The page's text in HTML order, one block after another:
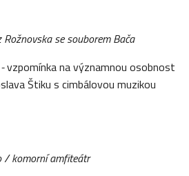
Rožnovskase souborem Bača
vzpomínka na významnou osobnost
Štiku s cimbálovou muzikou
/ komorní amfiteátr